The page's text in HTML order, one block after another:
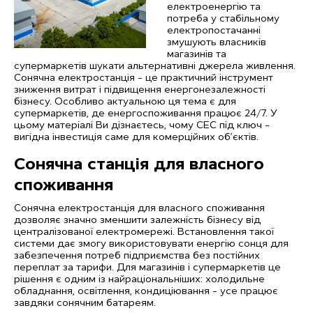
електроенергію та
потреба у стабільному
електропостачанні
змушують власників
магазинів та
супермаркетів шукати альтернативні джерела живлення.
Сонячна електростанція – це практичний інструмент
зниження витрат і підвищення енергонезалежності
бізнесу. Особливо актуальною ця тема є для
супермаркетів, де енергоспоживання працює 24/7. У
цьому матеріалі Ви дізнаєтесь, чому СЕС під ключ –
вигідна інвестиція саме для комерційних об’єктів.
Сонячна станція для власного
споживання
Сонячна електростанція для власного споживання
дозволяє значно зменшити залежність бізнесу від
централізованої електромережі. Встановлення такої
системи дає змогу використовувати енергію сонця для
забезпечення потреб підприємства без постійних
переплат за тарифи. Для магазинів і супермаркетів це
рішення є одним із найраціональніших: холодильне
обладнання, освітлення, кондиціювання – усе працює
завдяки сонячним батареям.